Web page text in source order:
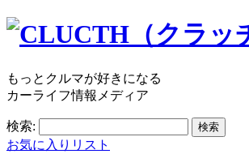
もっとクルマが好きになる
カーライフ情報メディア
検索:
お気に入りリスト